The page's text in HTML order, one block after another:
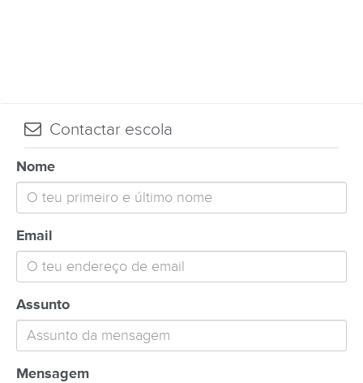
Contactar escola
Nome
Email
Assunto
Mensagem